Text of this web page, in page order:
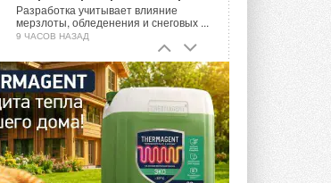
Разработка учитывает влияние
мерзлоты, обледенения и снеговых ...
9 ЧАСОВ НАЗАД
Гибридный тепловой насос PV/T
с одним общим испарителем
Исследователи предложили
конструкцию двухисточникового ...
ВЧЕРА
21-й ежегодный форум